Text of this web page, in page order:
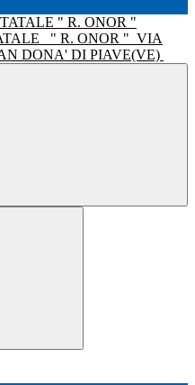
" R. ONOR " VIA
DONA' DI PIAVE(VE)